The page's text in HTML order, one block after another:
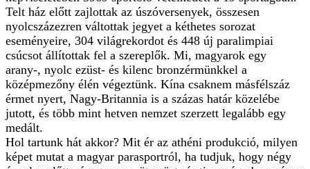
Telt ház előtt zajlottak az úszóversenyek, összesen
nyolcszázezren váltottak jegyet a kéthetes sorozat
eseményeire, 304 világrekordot és 448 új paralimpiai
csúcsot állítottak fel a szereplők. Mi, magyarok egy
arany-, nyolc ezüst- és kilenc bronzérmünkkel a
középmezőny élén végeztünk. Kína csaknem másfélszáz
érmet nyert, Nagy-Britannia is a százas határ közelébe
jutott, és több mint hetven nemzet szerzett legalább egy
medált.
Hol tartunk hát akkor? Mit ér az athéni produkció, milyen
képet mutat a magyar parasportról, ha tudjuk, hogy négy